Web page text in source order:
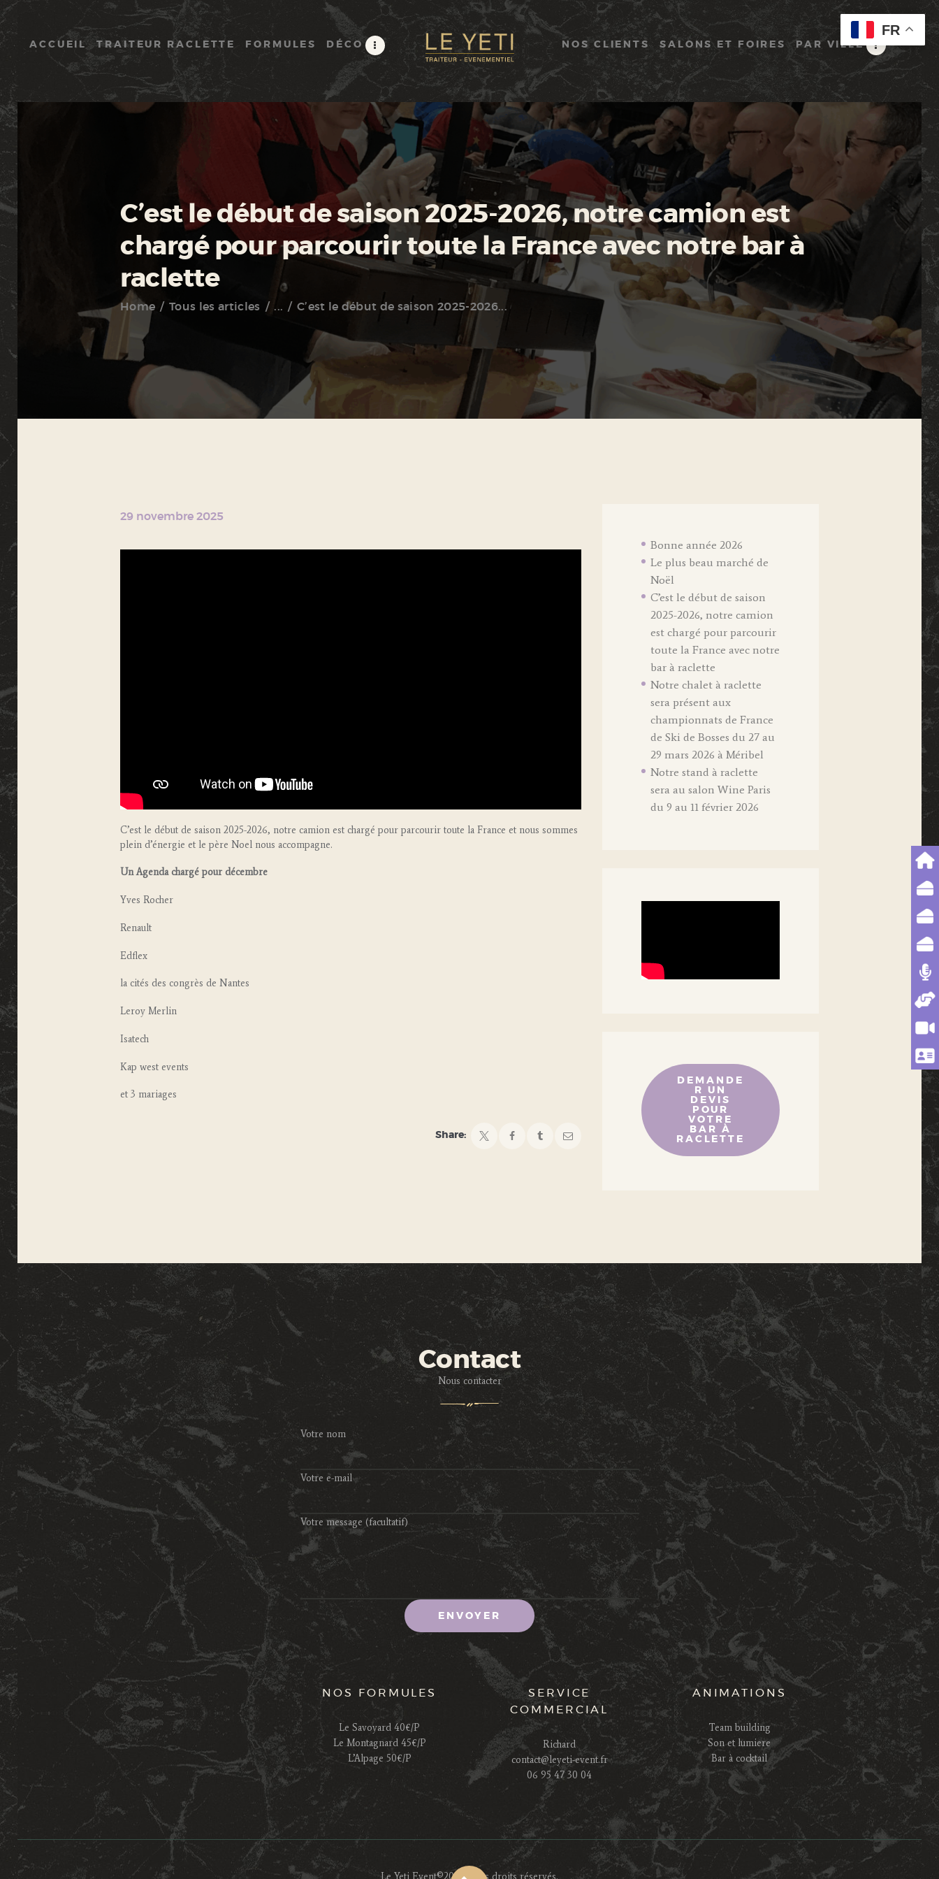
ACCUEIL TRAITEUR RACLETTE FORMULES DÉCO NOS CLIENTS SALONS ET FOIRES PAR VILLE
C’est le début de saison 2025-2026, notre camion est
chargé pour parcourir toute la France avec notre bar à
raclette
Home Tous les articles ... C’est le début de saison 2025-2026...
ACCUEIL
TRAITEUR RACLETTE
FORMULES
DÉCO
ANIMATIONS
NOS CLIENTS
SALONS ET FOIRES
PAR VILLE
VIDÉOS
29 novembre 2025
C’est le début de saison 2025-2026, notre camion est chargé pour parcourir toute la France et nous sommes
plein d’énergie et le père Noel nous accompagne.
Un Agenda chargé pour décembre
Yves Rocher
Renault
Edflex
la cités des congrès de Nantes
Leroy Merlin
Isatech
Kap west events
et 3 mariages
Share:
Bonne année 2026
Le plus beau marché de
Noël
C’est le début de saison
2025-2026, notre camion
est chargé pour parcourir
toute la France avec notre
bar à raclette
Notre chalet à raclette
sera présent aux
championnats de France
de Ski de Bosses du 27 au
29 mars 2026 à Méribel
Notre stand à raclette
sera au salon Wine Paris
du 9 au 11 février 2026
DEMANDE
R UN
DEVIS
POUR
VOTRE
BAR À
RACLETTE
Contact
Nous contacter
Votre nom
Votre e-mail
Votre message (facultatif)
NOS FORMULES
Le Savoyard 40€/P
Le Montagnard 45€/P
L’Alpage 50€/P
SERVICE
COMMERCIAL
Richard
contact@leyeti-event.fr
06 95 47 30 04
ANIMATIONS
Team building
Son et lumiere
Bar à cocktail
Le Yeti Event©2021. Tous droits réservés.
FR